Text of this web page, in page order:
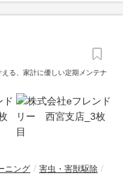
る、家計に優しい定期メンテナ
ニング
害虫・害獣駆除